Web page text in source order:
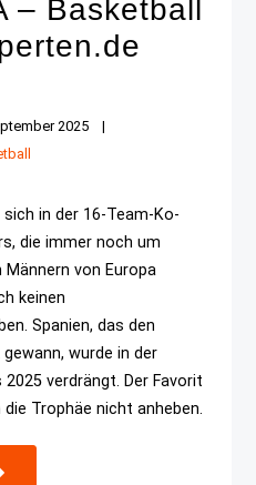
– Basketball
2025
in der 16-Team-Ko-
die immer noch um
Männern von Europa
keinen
Spanien, das den
wurde in der
verdrängt. Der Favorit
Trophäe nicht anheben.